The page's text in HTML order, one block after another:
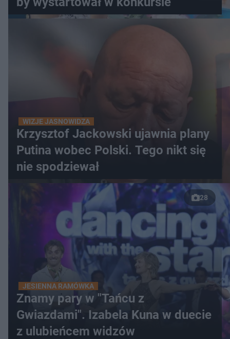
WIZJE JASNOWIDZA
Krzysztof Jackowski ujawnia plany
Putina wobec Polski. Tego nikt się
nie spodziewał
28
JESIENNA RAMÓWKA
Znamy pary w "Tańcu z
Gwiazdami". Izabela Kuna w duecie
z ulubieńcem widzów